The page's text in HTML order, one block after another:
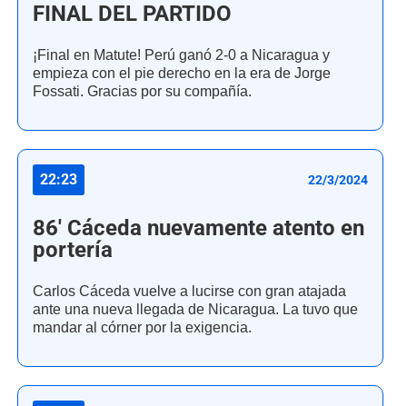
FINAL DEL PARTIDO
¡Final en Matute! Perú ganó 2-0 a Nicaragua y
empieza con el pie derecho en la era de Jorge
Fossati. Gracias por su compañía.
22:23 22/3/2024
86' Cáceda nuevamente atento en
portería
Carlos Cáceda vuelve a lucirse con gran atajada
ante una nueva llegada de Nicaragua. La tuvo que
mandar al córner por la exigencia.